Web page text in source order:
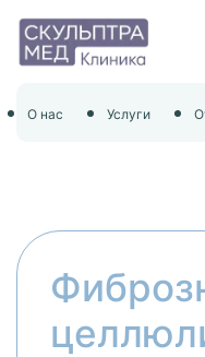
О нас Услуги